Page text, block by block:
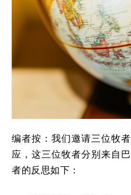
韩语
土耳其
阿尔巴尼亚语
塞尔
编者按：我们邀请三位牧
应，这三位牧者分别来自
者的反思如下：